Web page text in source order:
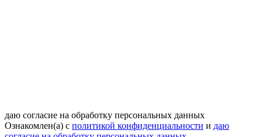
даю согласие на обработку персональных данных
Ознакомлен(а) с политикой конфиденциальности и даю